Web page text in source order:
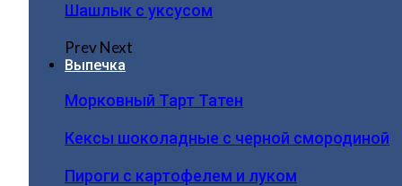
Шашлык с уксусом
PrevNext
Выпечка
Морковный Тарт Татен
Кексы шоколадные с черной смородиной
Пироги c картофелем и луком